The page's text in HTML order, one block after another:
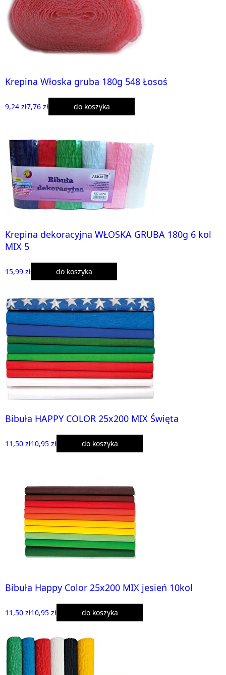
Krepina Włoska gruba 180g 548 Łosoś
9,24 zł7,76 zł do koszyka
Krepina dekoracyjna WŁOSKA GRUBA 180g 6 kol
MIX 5
15,99 zł do koszyka
Bibuła HAPPY COLOR 25x200 MIX Święta
11,50 zł10,95 zł do koszyka
Bibuła Happy Color 25x200 MIX jesień 10kol
11,50 zł10,95 zł do koszyka